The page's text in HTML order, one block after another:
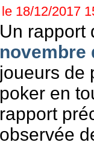
18/12/2017
Un rapport
novembre
joueurs de
poker en
rapport
observée